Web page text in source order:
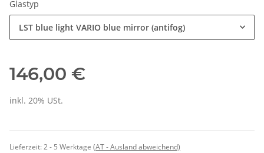
Glastyp
LST blue light VARIO blue mirror (antifog)
146,00 €
inkl. 20% USt.
Lieferzeit:2 - 5 Werktage (AT - Ausland abweichend)